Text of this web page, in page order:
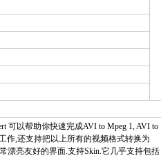
可以帮助你快速完成AVI to Mpeg 1, AVI to
作,还支持把以上所有的视频格式转换为
漂亮友好的界面.支持Skin.它几乎支持包括